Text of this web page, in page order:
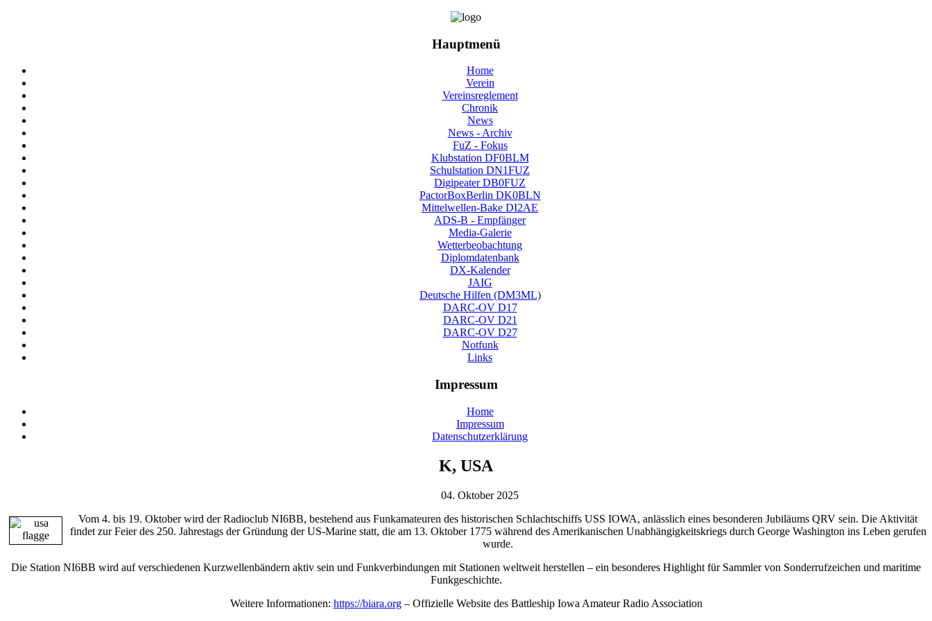
Hauptmenü
Home
Verein
Vereinsreglement
Chronik
News
News - Archiv
FuZ - Fokus
Klubstation DF0BLM
Schulstation DN1FUZ
Digipeater DB0FUZ
PactorBoxBerlin DK0BLN
Mittelwellen-Bake DI2AE
ADS-B - Empfänger
Media-Galerie
Wetterbeobachtung
Diplomdatenbank
DX-Kalender
JAIG
Deutsche Hilfen (DM3ML)
DARC-OV D17
DARC-OV D21
DARC-OV D27
Notfunk
Links
Impressum
Home
Impressum
Datenschutzerklärung
K, USA
04. Oktober 2025
Vom 4. bis 19. Oktober wird der Radioclub NI6BB, bestehend aus Funkamateuren des historischen Schlachtschiffs USS IOWA, anlässlich eines besonderen Jubiläums QRV sein. Die Aktivität
findet zur Feier des 250. Jahrestags der Gründung der US-Marine statt, die am 13. Oktober 1775 während des Amerikanischen Unabhängigkeitskriegs durch George Washington ins Leben gerufen
wurde.
Die Station NI6BB wird auf verschiedenen Kurzwellenbändern aktiv sein und Funkverbindungen mit Stationen weltweit herstellen – ein besonderes Highlight für Sammler von Sonderrufzeichen und maritime
Funkgeschichte.
Weitere Informationen: https://biara.org– Offizielle Website des Battleship Iowa Amateur Radio Association